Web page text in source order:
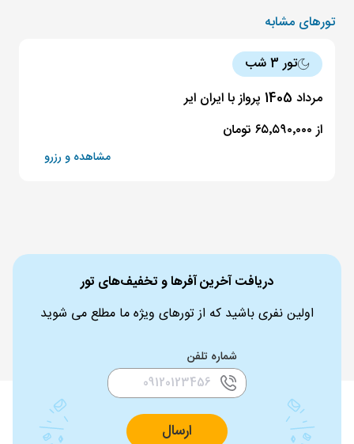
تورهای مشابه
تور 3 شب
مرداد 1405 پرواز با ایران ایر
از ۶۵٬۵۹۰٬۰۰۰ تومان
مشاهده و رزرو
دریافت آخرین آفرها و تخفیف‌های تور
اولین نفری باشید که از تورهای ویژه ما مطلع می شوید
شماره تلفن
ارسال